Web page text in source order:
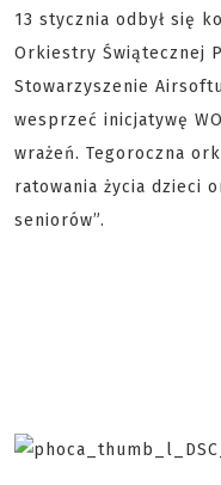
13 stycznia odbył się
Orkiestry Świątecznej
Stowarzyszenie
wesprzeć inicjatywę
wrażeń. Tegoroczna
ratowania życia dzieci
seniorów”.